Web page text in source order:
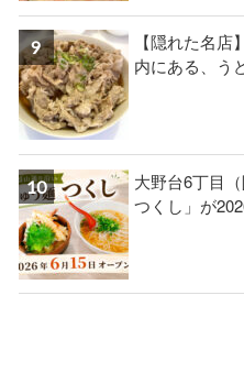
【隠れた名
内にある、う
大野台6丁目
つくし」が